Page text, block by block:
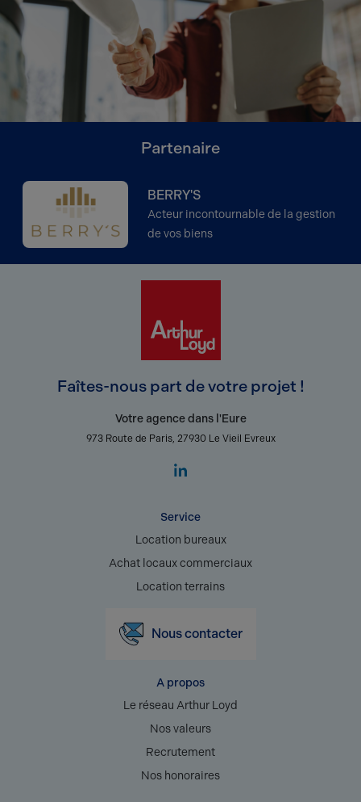
Partenaire
BERRY'S
Acteur incontournable de la gestion
de vos biens
Faîtes-nous part de votre projet !
Votre agence dans l'Eure
973 Route de Paris, 27930 Le Vieil Evreux
Service
Location bureaux
Achat locaux commerciaux
Location terrains
Nous contacter
A propos
Le réseau Arthur Loyd
Nos valeurs
Recrutement
Nos honoraires